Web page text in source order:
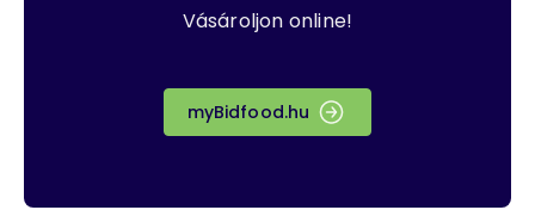
Vásároljon online!
myBidfood.hu